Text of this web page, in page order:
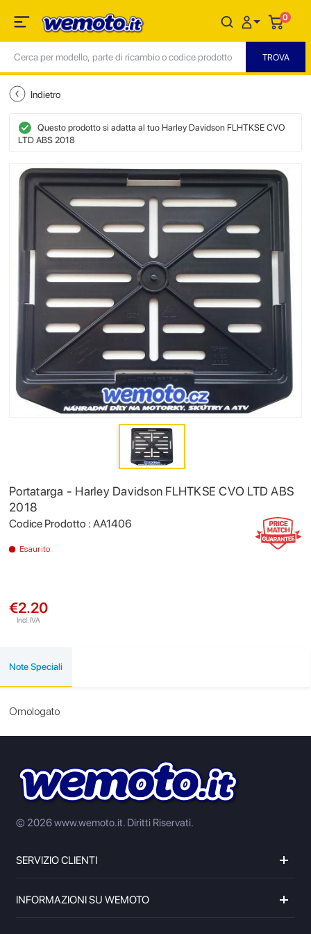
0
Indietro
Questo prodotto si adatta al tuo Harley Davidson FLHTKSE CVO
LTD ABS 2018
Portatarga - Harley Davidson FLHTKSE CVO LTD ABS
2018
Codice Prodotto : AA1406
Esaurito
€2.20
Incl. IVA
Note Speciali
Omologato
© 2026 www.wemoto.it. Diritti Riservati.
SERVIZIO CLIENTI
INFORMAZIONI SU WEMOTO